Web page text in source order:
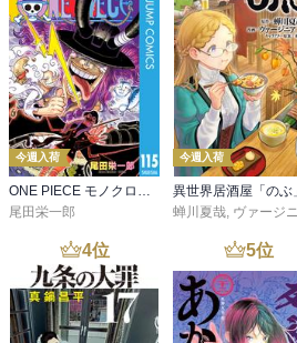
今週入荷
尾田栄一郎
今週入荷
蝉川夏哉 ヴァージニア二等兵
4位 5位